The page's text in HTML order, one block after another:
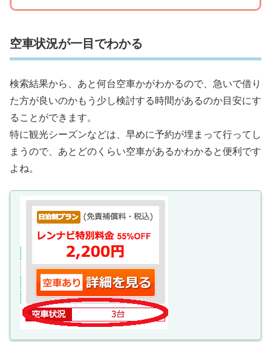
空車状況が一目でわかる
検索結果から、あと何台空車かがわかるので、急いで借り
た方が良いのかもう少し検討する時間があるのか目安にす
ることができます。
特に観光シーズンなどは、早めに予約が埋まって行ってし
まうので、あとどのくらい空車があるかわかると便利です
よね。